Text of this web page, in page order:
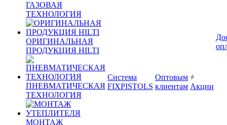
ГАЗОВАЯ
ТЕХНОЛОГИЯ
ОРИГИНАЛЬНАЯ
ПРОДУКЦИЯ HILTI
ПНЕВМАТИЧЕСКАЯ
ТЕХНОЛОГИЯ
МОНТАЖ
Система
FIXPISTOLS
Оптовым
клиентам Акции